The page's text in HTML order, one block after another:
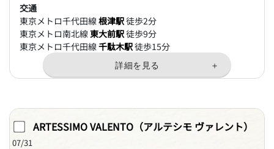
交通
東京メトロ千代田線根津駅徒歩2分
東京メトロ南北線 東大前駅徒歩9分
東京メトロ千代田線千駄木駅徒歩15分
ARTESSIMO VALENTO（アルテシモ ヴァレント）
07/31